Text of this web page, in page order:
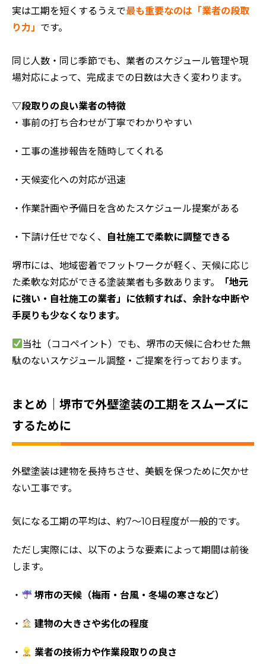
実は工期を短くするうえで最も重要なのは「業者の段取
り力」 です。
同じ人数・同じ季節でも、業者のスケジュール管理や現
場対応によって、完成までの日数は大きく変わります。
▽段取りの良い業者の特徴
・事前の打ち合わせが丁寧でわかりやすい
・工事の進捗報告を随時してくれる
・天候変化への対応が迅速
・作業計画や予備日を含めたスケジュール提案がある
・下請け任せでなく、 自社施工で柔軟に調整できる
堺市には、地域密着でフットワークが軽く、天候に応じ
た柔軟な対応ができる塗装業者も多数あります。
「地元
に強い・自社施工の業者」に依頼すれば、余計な中断や
手戻りも少なくなります。
当社（ココペイント）でも、堺市の天候に合わせた無
駄のないスケジュール調整・ご提案を行っております。
まとめ｜堺市で外壁塗装の工期をスムーズに
するために
外壁塗装は建物を長持ちさせ、美観を保つために欠かせ
ない工事です。
気になる工期の平均は、約7〜10日程度が一般的です。
ただし実際には、以下のような要素によって期間は前後
します。
・ 堺市の天候（梅雨・台風・冬場の寒さなど）
・ 建物の大きさや劣化の程度
・ 業者の技術力や作業段取りの良さ